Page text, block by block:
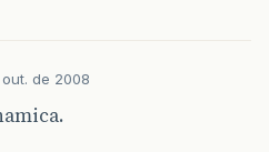
de 2008